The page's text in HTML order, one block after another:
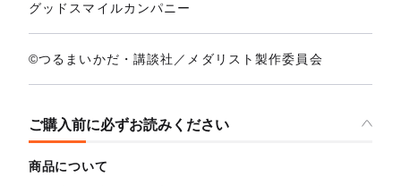
グッドスマイルカンパニー
©つるまいかだ・講談社／メダリスト製作委員会
ご購入前に必ずお読みください
商品について